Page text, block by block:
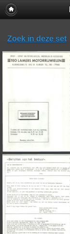
Zoek in deze set